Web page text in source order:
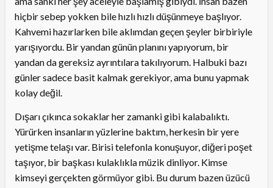
hiçbir sebep yokken bile hızlı hızlı düşünmeye başlıyor.
Kahvemi hazırlarken bile aklımdan geçen şeyler birbiriyle
yarışıyordu. Bir yandan günün planını yapıyorum, bir
yandan da gereksiz ayrıntılara takılıyorum. Halbuki bazı
günler sadece basit kalmak gerekiyor, ama bunu yapmak
kolay değil.
Dışarı çıkınca sokaklar her zamanki gibi kalabalıktı.
Yürürken insanların yüzlerine baktım, herkesin bir yere
yetişme telaşı var. Birisi telefonla konuşuyor, diğeri poşet
taşıyor, bir başkası kulaklıkla müzik dinliyor. Kimse
kimseyi gerçekten görmüyor gibi. Bu durum bazen üzücü